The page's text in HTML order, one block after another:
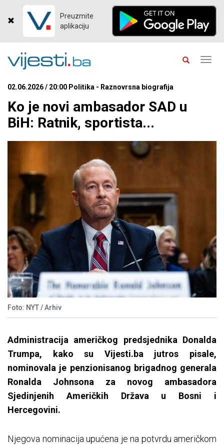
Preuzmite
aplikaciju
02.06.2026 / 20:00 Politika - Raznovrsna biografija
Ko je novi ambasador SAD u
BiH: Ratnik, sportista...
Foto: NYT / Arhiv
Administracija američkog predsjednika Donalda
Trumpa, kako su Vijesti.ba jutros pisale,
nominovala je penzionisanog brigadnog generala
Ronalda Johnsona za novog ambasadora
Sjedinjenih Američkih Država u Bosni i
Hercegovini.
Njegova nominacija upućena je na potvrdu američkom